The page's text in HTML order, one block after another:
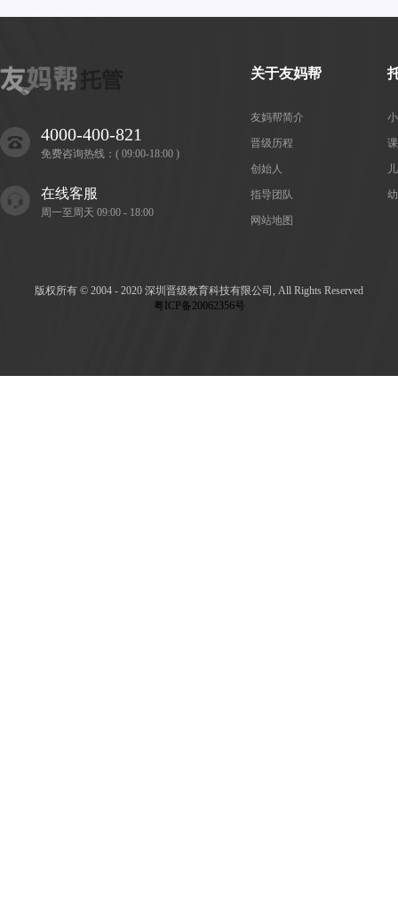
4000-400-821
免费咨询热线：( 09:00-18:00 )
在线客服
周一至周天 09:00 - 18:00
关于友妈帮
友妈帮简介
晋级历程
创始人
指导团队
网站地图
版权所有 © 2004 - 2020 深圳晋级教育科技有限公司, All Rights Reserved
粤ICP备20062356号